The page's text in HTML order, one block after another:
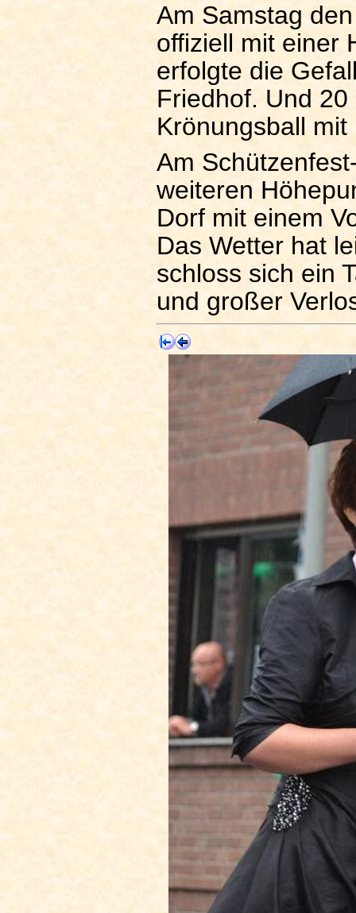
Am Samstag
offiziell mit einer
erfolgte die
Friedhof. Und
Krönungsball
Am
weiteren
Dorf mit einem
Das Wetter hat
schloss sich ein
und großer